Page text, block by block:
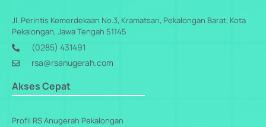
Jl. Perintis Kemerdekaan No.3, Kramatsari, Pekalongan Barat, Kota
Pekalongan, Jawa Tengah 51145
(0285) 431491
rsa@rsanugerah.com
Akses Cepat
Profil RS Anugerah Pekalongan